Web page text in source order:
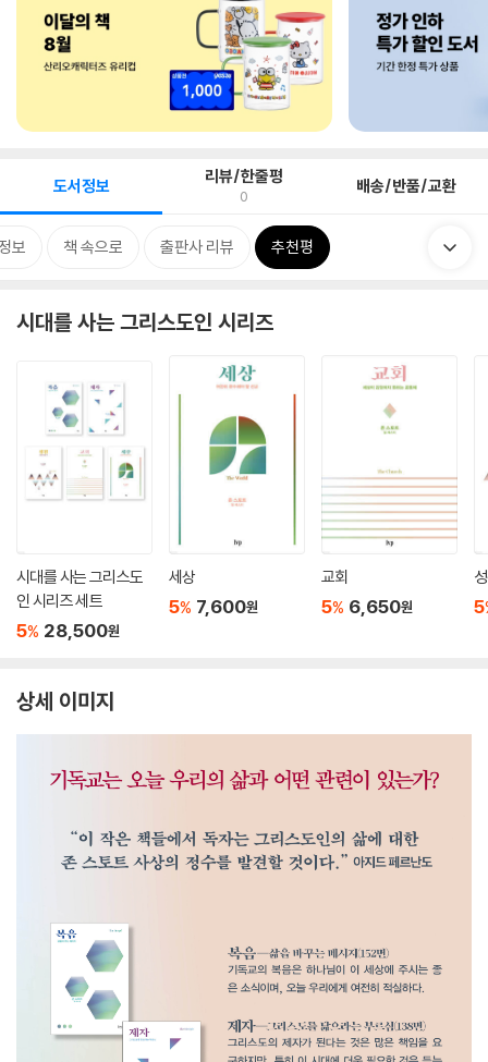
도서정보 리뷰/한줄평
0 배송/반품/교환
보 책 속으로 출판사 리뷰 추천평
시대를 사는 그리스도인 시리즈
시대를 사는 그리스도
인 시리즈 세트
5% 28,500원
세상
5% 7,600원
교회
5% 6,650원 5
상세 이미지